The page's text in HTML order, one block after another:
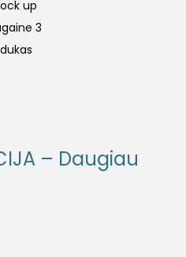
– Daugiau